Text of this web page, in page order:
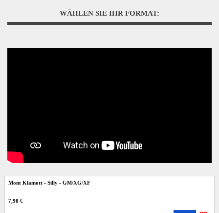
WÄHLEN SIE IHR FORMAT:
Mont Klamott - Silly - GM/XG/XF
7,90 €